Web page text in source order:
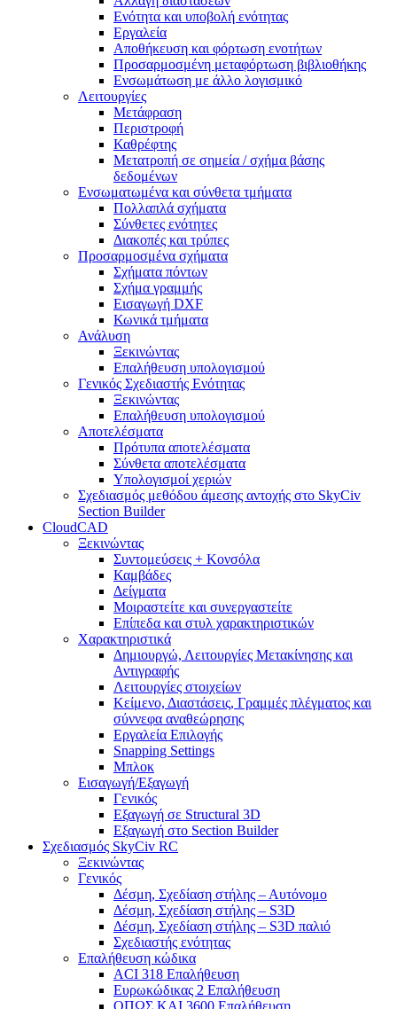
Ενότητα και υποβολή ενότητας
Εργαλεία
Αποθήκευση και φόρτωση ενοτήτων
Προσαρμοσμένη μεταφόρτωση βιβλιοθήκης
Ενσωμάτωση με άλλο λογισμικό
Λειτουργίες
Μετάφραση
Περιστροφή
Καθρέφτης
Μετατροπή σε σημεία / σχήμα βάσης
δεδομένων
Ενσωματωμένα και σύνθετα τμήματα
Πολλαπλά σχήματα
Σύνθετες ενότητες
Διακοπές και τρύπες
Προσαρμοσμένα σχήματα
Σχήματα πόντων
Σχήμα γραμμής
Εισαγωγή DXF
Κωνικά τμήματα
Ανάλυση
Ξεκινώντας
Επαλήθευση υπολογισμού
Γενικός Σχεδιαστής Ενότητας
Ξεκινώντας
Επαλήθευση υπολογισμού
Αποτελέσματα
Πρότυπα αποτελέσματα
Σύνθετα αποτελέσματα
Υπολογισμοί χεριών
Σχεδιασμός μεθόδου άμεσης αντοχής στο SkyCiv
Section Builder
CloudCAD
Ξεκινώντας
Συντομεύσεις + Κονσόλα
Καμβάδες
Δείγματα
Μοιραστείτε και συνεργαστείτε
Επίπεδα και στυλ χαρακτηριστικών
Χαρακτηριστικά
Δημιουργώ, Λειτουργίες Μετακίνησης και
Αντιγραφής
Λειτουργίες στοιχείων
Κείμενο, Διαστάσεις, Γραμμές πλέγματος και
σύννεφα αναθεώρησης
Εργαλεία Επιλογής
Snapping Settings
Μπλοκ
Εισαγωγή/Εξαγωγή
Γενικός
Εξαγωγή σε Structural 3D
Εξαγωγή στο Section Builder
Σχεδιασμός SkyCiv RC
Ξεκινώντας
Γενικός
Δέσμη, Σχεδίαση στήλης – Αυτόνομο
Δέσμη, Σχεδίαση στήλης – S3D
Δέσμη, Σχεδίαση στήλης – S3D παλιό
Σχεδιαστής ενότητας
Επαλήθευση κώδικα
ACI 318 Επαλήθευση
Ευρωκώδικας 2 Επαλήθευση